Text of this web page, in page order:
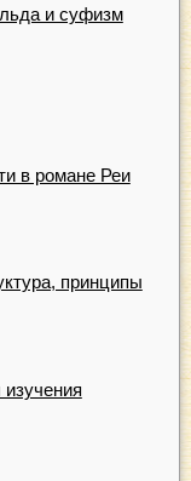
и суфизм
в романе Реи
принципы